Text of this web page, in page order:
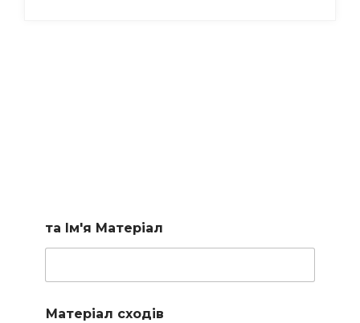
та Ім'я Матеріал
Матеріал сходів